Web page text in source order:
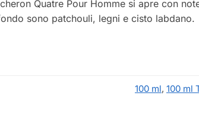
Quatre Pour Homme si apre con
sono patchouli, legni e cisto labdano.
100 ml, 100 ml